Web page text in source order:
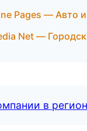
Pages — Авто
Net —
в